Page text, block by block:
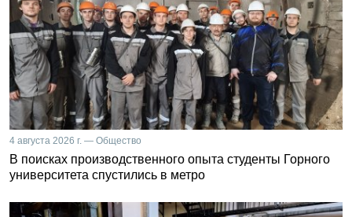
4 августа 2026 г. — Общество
В поисках производственного опыта студенты Горного
университета спустились в метро